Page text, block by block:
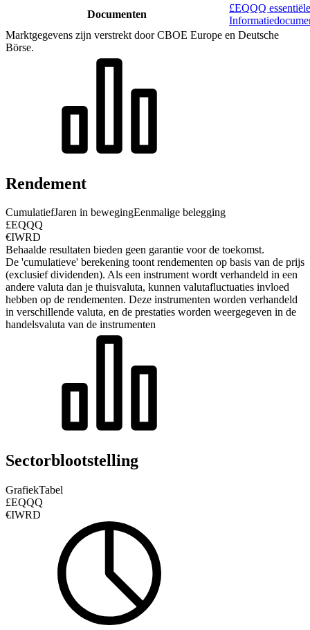
Documenten
£EQQQ
Marktgegevens zijn verstrekt door CBOE Europe en Deutsche
Börse.
Rendement
CumulatiefJaren in bewegingEenmalige belegging
£EQQQ
€IWRD
Behaalde resultaten bieden geen garantie voor de toekomst.
De 'cumulatieve' berekening toont rendementen op basis van de prijs
(exclusief dividenden). Als een instrument wordt verhandeld in een
andere valuta dan je thuisvaluta, kunnen valutafluctuaties invloed
hebben op de rendementen. Deze instrumenten worden verhandeld
in verschillende valuta, en de prestaties worden weergegeven in de
handelsvaluta van de instrumenten
Sectorblootstelling
GrafiekTabel
£EQQQ
€IWRD